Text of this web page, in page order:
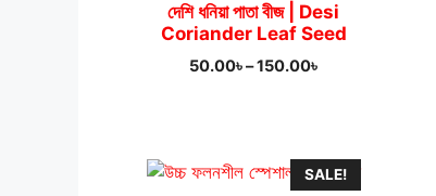
দেশি ধনিয়া পাতা বীজ | Desi
Coriander Leaf Seed
50.00৳–150.00৳Price
150.00৳
SALE!